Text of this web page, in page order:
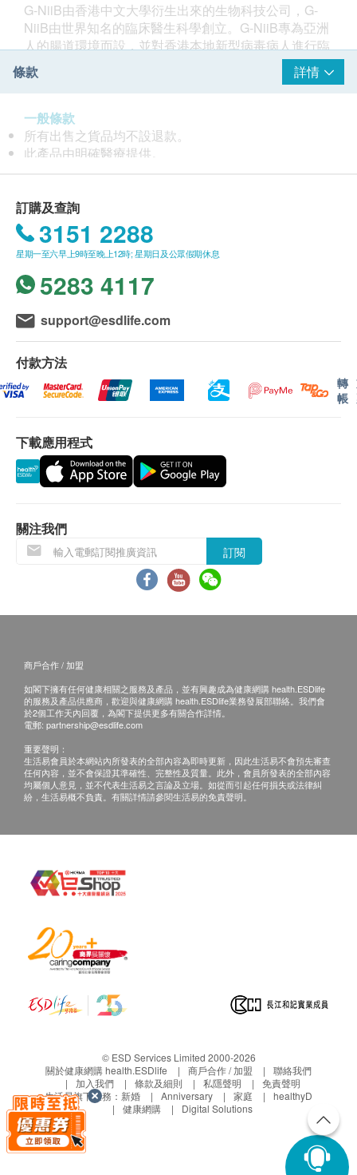
G-NiiB由香港中文大學衍生出來的生物科技公司，G-
NiiB由世界知名的臨床醫生科學創立。G-NiiB專為亞洲
人的腸道環境而設，並對香港本地新型病毒病人進行臨
床測試其成效及安全性。G-NiiB含天然活菌種，有助平
衡腸道微生態、強化免疫系統、提高抵抗力及加快痊
癒。G-NiiB富含青春雙歧桿菌，不但能增強人體免疫
力，提高新冠疫苗成效、紓緩或減輕後遺症的症狀。
條款 詳情
一般條款
所有出售之貨品均不設退款。
此產品由明確醫療提供。
送貨條款
購買 G-niib/ Nestle Mom
HK$500，即可享本地一般地區免費送貨服務。賬單總
額未滿HK$500需附加HK$40運費。
明確醫療將於訂單確定後3-5個工作天內安排發貨。
不排除運送時間會因節日而有所影響。當八號烈風訊號
懸掛或黑色暴雨警告生效時，送貨服務時間將會延遲。
所有訂單須視乎相關貨品的供應情況再作最後確認。倘
若供應商未能提供任何訂單上的貨品，健康網購有權拒
絕接受該訂單，並且會於送貨前透過電話或電郵通知顧
客再作安排。
售後條款
當顧客收取已訂購之貨品時，有責任檢查貨品是否有損
毀情況，一經確認簽收，恕不接受退換。
如有其他損壞或遺漏查詢，顧客必須保留有效收據正
客戶服務部跟進。
免責聲明
本服務/產品由商戶提供。生活易【健康網購
health.ESDlife】並沒有經營或提供本服務/產品。有關
向提供服務之體檢中心或商戶提出。
訂購及查詢
3151 2288
星期一至六早上9時至晚上12時; 星期日及公眾假期休息
5283 4117
support@esdlife.com
付款方法
轉
帳
下載應用程式
關注我們
訂閱
商戶合作 / 加盟
如閣下擁有任何健康相關之服務及產品，並有興趣成為健康網購 health.ESDlife
的服務及產品供應商，歡迎與健康網購 health.ESDlife業務發展部聯絡。我們會
於2個工作天內回覆，為閣下提供更多有關合作詳情。
電郵: partnership@esdlife.com
重要聲明：
生活易會員於本網站內所發表的全部內容為即時更新，因此生活易不會預先審查
任何內容，並不會保證其準確性、完整性及質量。此外，會員所發表的全部內容
均屬個人意見，並不代表生活易之言論及立場。如從而引起任何損失或法律糾
紛，生活易概不負責。有關詳情請參閱生活易的免責聲明。
© ESD Services Limited 2000-2026
關於健康網購 health.ESDlife
商戶合作 / 加盟
聯絡我們
加入我們
條款及細則 私隱聲明
免責聲明
生活易旗下業務： 新婚 Anniversary 家庭
healthyD
健康網購
Digital Solutions